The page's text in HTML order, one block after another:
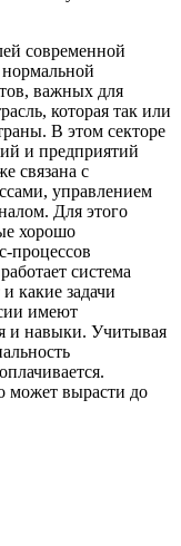
современной
важных для
которая так или
В этом секторе
и предприятий
связана с
управлением
Для этого
хорошо
процессов
система
какие задачи
имеют
и навыки. Учитывая
может вырасти до